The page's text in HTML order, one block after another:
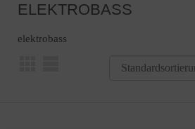
ELEKTROBASS
elektrobass